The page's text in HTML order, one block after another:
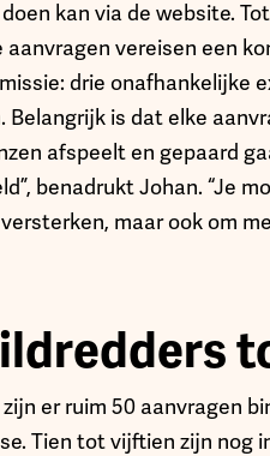
kan via de website.
aanvragen vereisen een
drie onafhankelijke
Belangrijk is dat elke
afspeelt en gepaard
benadrukt Johan. “Je
maar ook om
er ruim 50 aanvragen
Tien tot vijftien zijn nog